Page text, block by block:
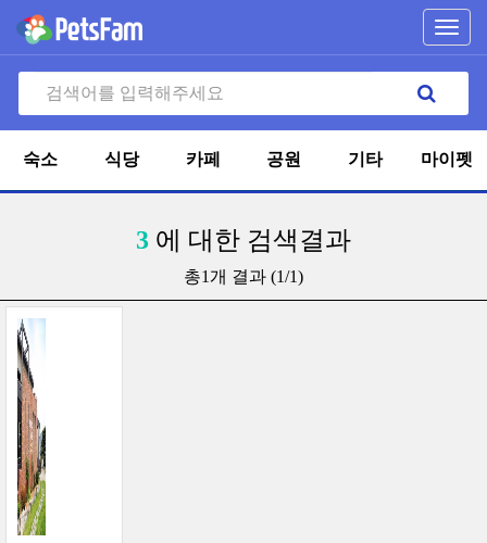
숙소 식당 카페 공원 기타 마이펫
3 에 대한 검색결과
총1개 결과 (1/1)